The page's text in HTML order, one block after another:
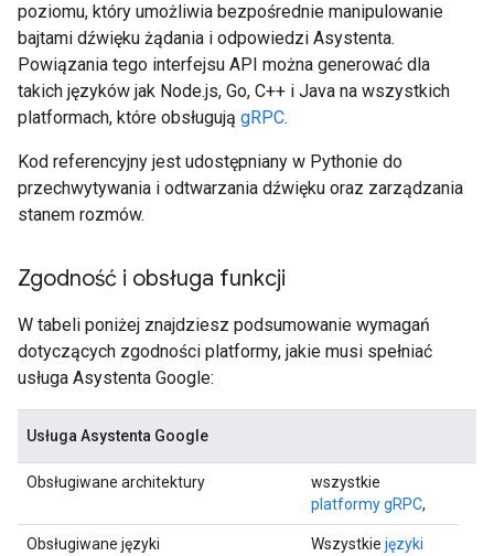
poziomu, który umożliwia bezpośrednie manipulowanie
bajtami dźwięku żądania i odpowiedzi Asystenta.
Powiązania tego interfejsu API można generować dla
takich języków jak Node.js, Go, C++ i Java na wszystkich
platformach, które obsługują gRPC.
Kod referencyjny jest udostępniany w Pythonie do
przechwytywania i odtwarzania dźwięku oraz zarządzania
stanem rozmów.
Zgodność i obsługa funkcji
W tabeli poniżej znajdziesz podsumowanie wymagań
dotyczących zgodności platformy, jakie musi spełniać
usługa Asystenta Google:
Usługa Asystenta Google
Obsługiwane architektury
wszystkie
platformy gRPC,
Obsługiwane języki Wszystkie języki